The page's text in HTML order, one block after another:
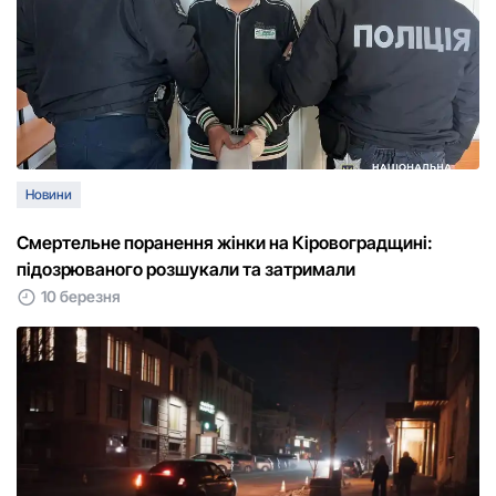
Новини
Смертельне поранення жінки на Кіровоградщині:
підозрюваного розшукали та затримали
10 березня